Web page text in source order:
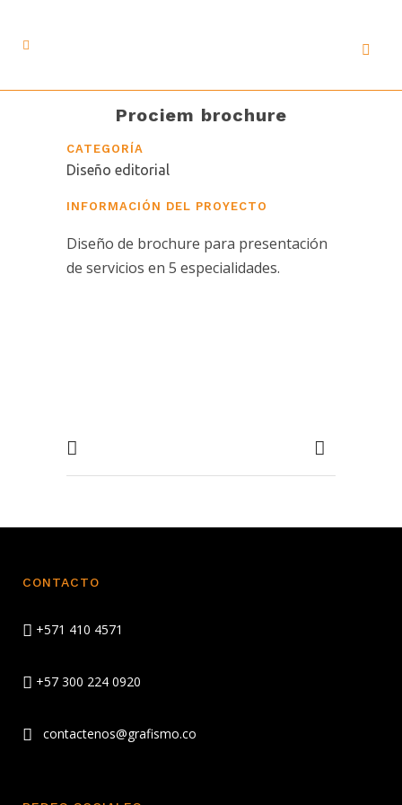
Prociem brochure
CATEGORÍA
Diseño editorial
INFORMACIÓN DEL PROYECTO
Diseño de brochure para presentación
de servicios en 5 especialidades.
CONTACTO
+571 410 4571
+57 300 224 0920
contactenos@grafismo.co